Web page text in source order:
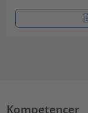
Kompetencer